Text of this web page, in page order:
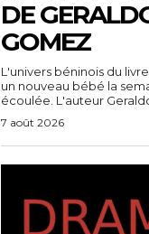
DE
GOMEZ
L'univers béninois du
un nouveau bébé la
écoulée. L'auteur
7 août 2026